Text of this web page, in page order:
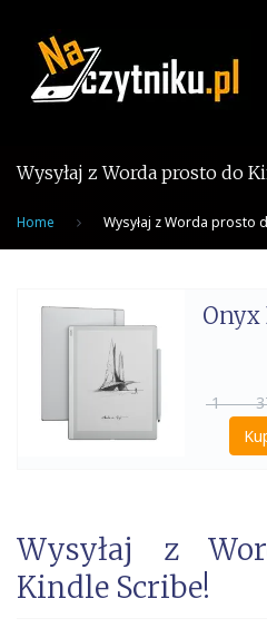
content
Wysyłaj z Worda prosto do
Home Wysyłaj z Worda prosto
Onyx
1
Wysyłaj z
Kindle Scribe!